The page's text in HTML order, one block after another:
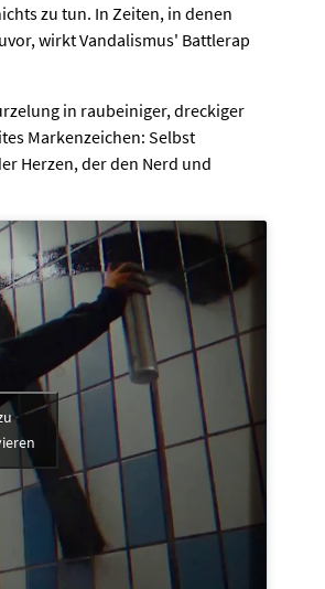
zu tun. In Zeiten, in denen
wirkt Vandalismus' Battlerap
in raubeiniger, dreckiger
Markenzeichen: Selbst
Herzen, der den Nerd und